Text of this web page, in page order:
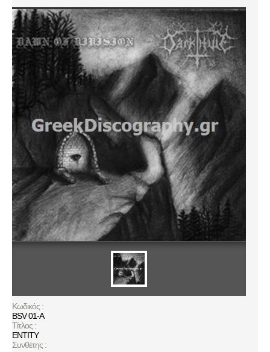
Κωδικός :
BSV 01-A
Τίτλος :
ENTITY
Συνθέτης :